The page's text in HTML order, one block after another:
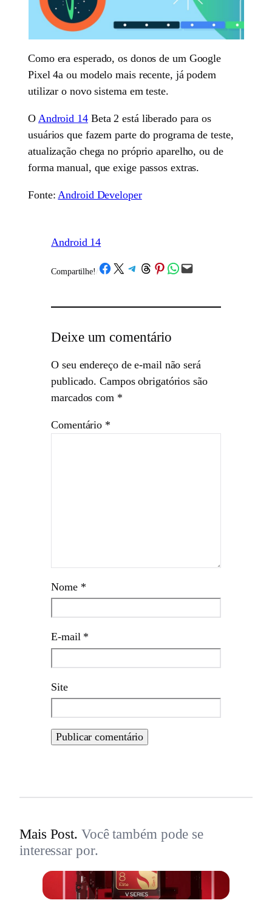
Como era esperado, os donos de um Google
Pixel 4a ou modelo mais recente, já podem
utilizar o novo sistema em teste.
O Android 14Beta 2 está liberado para os
usuários que fazem parte do programa de teste,
atualização chega no próprio aparelho, ou de
forma manual, que exige passos extras.
Fonte: Android Developer
Android 14
Compartilhe! /Share on Facebook
Share on X Share on Telegram
Share on Threads
Share on Pinterest
Share on WhatsApp
Email this Page
Deixe um comentário
O seu endereço de e-mail não será
publicado. Campos obrigatórios são
marcados com *
Comentário *
Nome *
E-mail *
Site
Mais Post. Você também pode se
interessar por.